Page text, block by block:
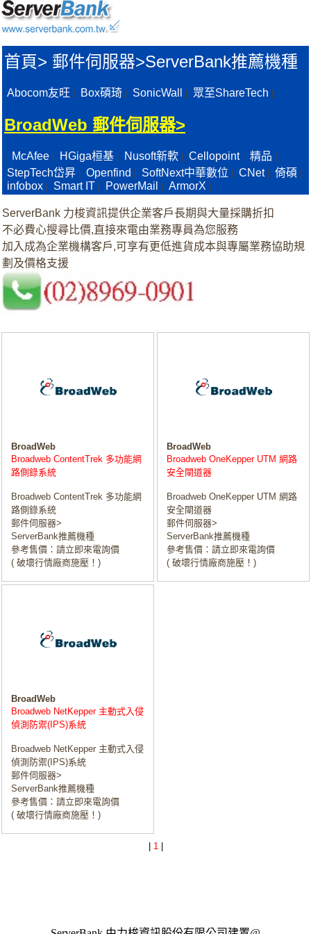
首頁> 郵件伺服器>ServerBank推薦機種
Abocom友旺 Box碩琦 SonicWall 眾至ShareTech
BroadWeb 郵件伺服器>
McAfee HGiga桓基 Nusoft新軟 Cellopoint| 精品
StepTech岱昇 Openfind SoftNext中華數位 CNet| 倚碩
infobox Smart IT PowerMail ArmorX
ServerBank 力梭資訊提供企業客戶長期與大量採購折扣
不必費心搜尋比價,直接來電由業務專員為您服務
加入成為企業機構客戶,可享有更低進貨成本與專屬業務協助規
劃及價格支援
BroadWeb
Broadweb ContentTrek 多功能網
路側錄系統
Broadweb ContentTrek 多功能網
路側錄系統
郵件伺服器>
ServerBank推薦機種
參考售價：請立即來電詢價
( 破壞行情廠商施壓！)
BroadWeb
Broadweb OneKepper UTM 網路
安全閘道器
Broadweb OneKepper UTM 網路
安全閘道器
郵件伺服器>
ServerBank推薦機種
參考售價：請立即來電詢價
( 破壞行情廠商施壓！)
BroadWeb
Broadweb NetKepper 主動式入侵
偵測防禦(IPS)系統
Broadweb NetKepper 主動式入侵
偵測防禦(IPS)系統
郵件伺服器>
ServerBank推薦機種
參考售價：請立即來電詢價
( 破壞行情廠商施壓！)
1|